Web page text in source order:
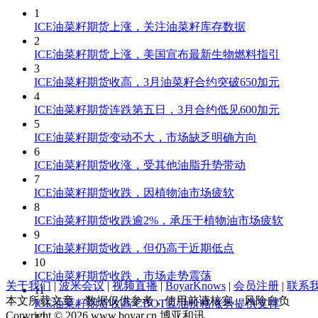
1
ICE油菜籽期货上涨，关注油菜籽库存数据
2
ICE油菜籽期货上涨，美国宣布最新生物燃料指引
3
ICE油菜籽期货收高，3月油菜籽合约突破650加元
4
ICE油菜籽期货连跌第五日，3月合约低见600加元
5
ICE油菜籽期货变动不大，市场缺乏明确方向
6
ICE油菜籽期货收涨，受其他油脂升势带动
7
ICE油菜籽期货收跌，因植物油市场疲软
8
ICE油菜籽期货收跌逾2%，承压于植物油市场疲软
9
ICE油菜籽期货收跌，但仍高于近期低点
10
ICE油菜籽期货收跌，市场走势震荡
11
ICE油菜籽期货收高 CBOT豆油价格涨势提供支撑
关于我们 | 波米会议 | 视频直播 | BoyarKnows | 会员注册 | 联系
本文所载文章、数据仅供参考，使用前请核实，风险自负
Copyright © 2026 www.boyar.cn 博亚和讯